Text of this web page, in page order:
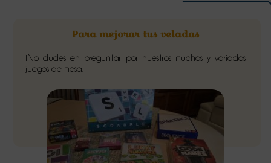
Para mejorar tus veladas
¡No dudes en preguntar por nuestros muchos y variados
juegos de mesa!